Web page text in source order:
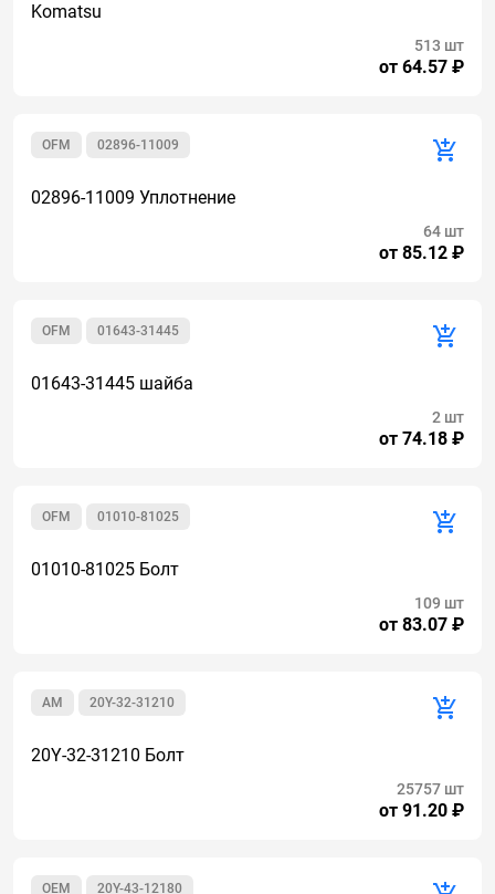
Komatsu
от 64.57 ₽
513 шт
02896-11009
OFM
02896-11009 Уплотнение
от 85.12 ₽
64 шт
01643-31445
OFM
01643-31445 шайба
от 74.18 ₽
2 шт
01010-81025
OFM
01010-81025 Болт
от 83.07 ₽
109 шт
20Y-32-31210
AM
20Y-32-31210 Болт
от 91.20 ₽
25757 шт
20Y-43-12180
OEM